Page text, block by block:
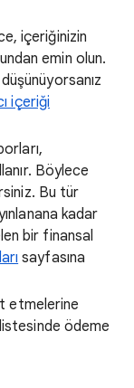
içeriğinizin
emin olun.
içeriği
Böylece
Bu tür
kadar
bir finansal
sayfasına
etmelerine
ödeme